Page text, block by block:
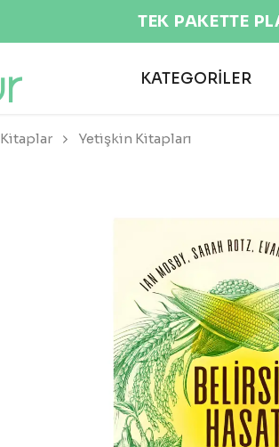
KATEGORİLER
Kitaplar Yetişkin Kitapları